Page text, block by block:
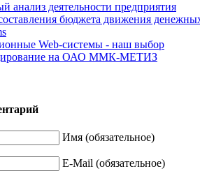
анализ деятельности предприятия
бюджета движения
Web-системы - наш выбор
на ОАО ММК-МЕТИЗ
Имя (обязательное)
E-Mail (обязательное)